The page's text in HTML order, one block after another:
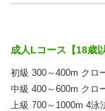
成人Lコース【18歳
初級 300～400m クロ
中級 400～600m クロ
上級 700～1000m 4泳